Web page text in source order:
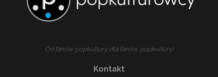
Od fanów popkultury dla fanów popkultury!
Kontakt